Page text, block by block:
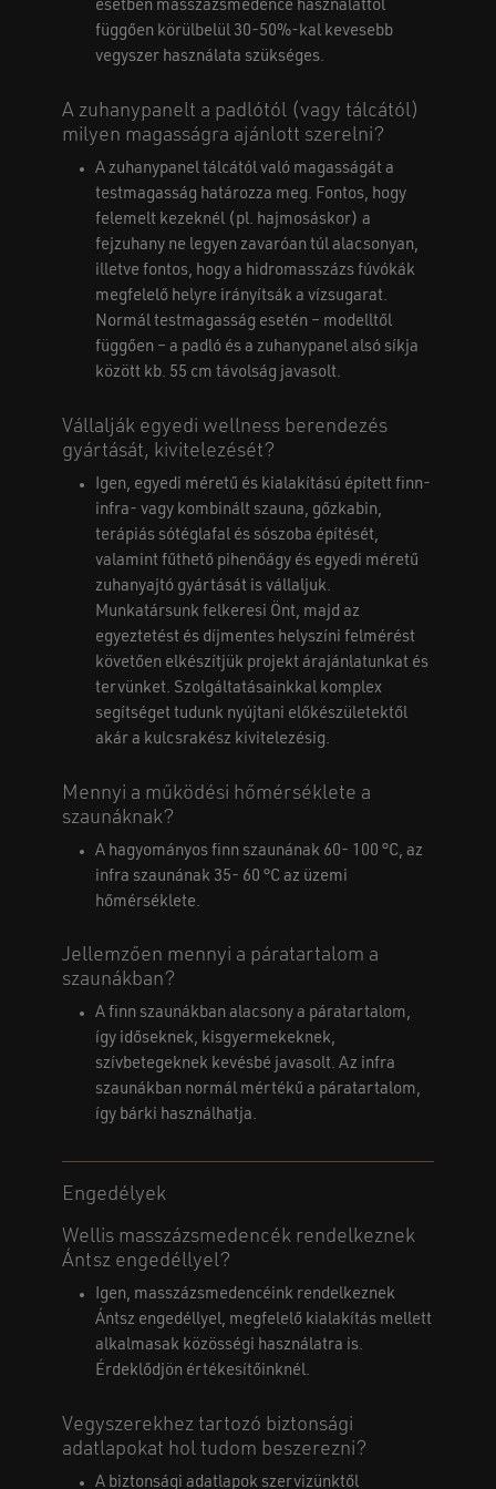
esetben masszázsmedence használattól
függően körülbelül 30-50%-kal kevesebb
vegyszer használata szükséges.
A zuhanypanelt a padlótól (vagy tálcától)
milyen magasságra ajánlott szerelni?
A zuhanypanel tálcától való magasságát a
testmagasság határozza meg. Fontos, hogy
felemelt kezeknél (pl. hajmosáskor) a
fejzuhany ne legyen zavaróan túl alacsonyan,
illetve fontos, hogy a hidromasszázs fúvókák
megfelelő helyre irányítsák a vízsugarat.
Normál testmagasság esetén – modelltől
függően – a padló és a zuhanypanel alsó síkja
között kb. 55 cm távolság javasolt.
Vállalják egyedi wellness berendezés
gyártását, kivitelezését?
Igen, egyedi méretű és kialakítású épített finn-
infra- vagy kombinált szauna, gőzkabin,
terápiás sótéglafal és sószoba építését,
valamint fűthető pihenőágy és egyedi méretű
zuhanyajtó gyártását is vállaljuk.
Munkatársunk felkeresi Önt, majd az
egyeztetést és díjmentes helyszíni felmérést
követően elkészítjük projekt árajánlatunkat és
tervünket. Szolgáltatásainkkal komplex
segítséget tudunk nyújtani előkészületektől
akár a kulcsrakész kivitelezésig.
Mennyi a működési hőmérséklete a
szaunáknak?
A hagyományos finn szaunának 60- 100 °C, az
infra szaunának 35- 60 °C az üzemi
hőmérséklete.
Jellemzően mennyi a páratartalom a
szaunákban?
A finn szaunákban alacsony a páratartalom,
így időseknek, kisgyermekeknek,
szívbetegeknek kevésbé javasolt. Az infra
szaunákban normál mértékű a páratartalom,
így bárki használhatja.
Engedélyek
Wellis masszázsmedencék rendelkeznek
Ántsz engedéllyel?
Igen, masszázsmedencéink rendelkeznek
Ántsz engedéllyel, megfelelő kialakítás mellett
alkalmasak közösségi használatra is.
Érdeklődjön értékesítőinknél.
Vegyszerekhez tartozó biztonsági
adatlapokat hol tudom beszerezni?
A biztonsági adatlapok szervizünktől